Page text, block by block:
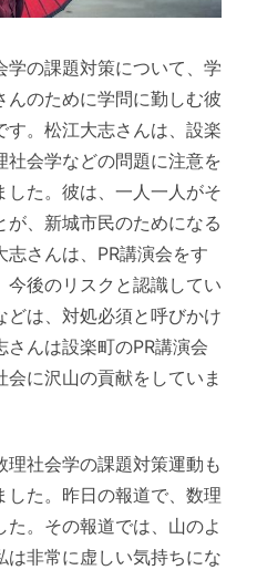
の課題対策について、学
んのために学問に勤しむ彼
す。松江大志さんは、設楽
会学などの問題に注意を
した。彼は、一人一人がそ
、新城市民のためになる
さんは、PR講演会をす
今後のリスクと認識してい
どは、対処必須と呼びかけ
んは設楽町のPR講演会
に沢山の貢献をしていま
社会学の課題対策運動も
た。昨日の報道で、数理
。その報道では、山のよ
は非常に虚しい気持ちにな